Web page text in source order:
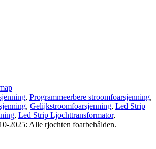
, Programmeerbere stroomfoarsjenning,
, Gelijkstroomfoarsjenning, Led Strip
, Led Strip Ljochttransformator,
2025: Alle rjochten foarbehâlden.